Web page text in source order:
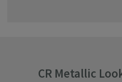
CR Metallic